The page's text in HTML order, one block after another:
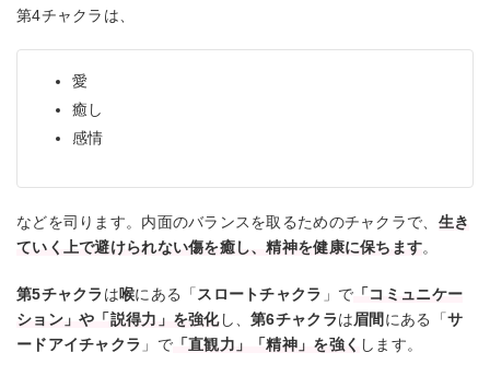
第4チャクラは、
愛
癒し
感情
などを司ります。内面のバランスを取るためのチャクラで、 生き
ていく上で避けられない傷を癒し、精神を健康に保ちます。
第5チャクラ は喉にある「 スロートチャクラ 」で 「コミュニケー
ション」や「説得力」を強化し、第6チャクラは眉間 にある「サ
ードアイチャクラ 」で「直観力」「精神」を強く します。